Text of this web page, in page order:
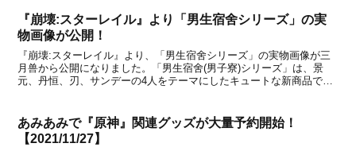
『崩壊:スターレイル』より「男生宿舍シリーズ」の実
物画像が公開！
『崩壊:スターレイル』より、「男生宿舍シリーズ」の実物画像が三
月兽から公開になりました。「男生宿舍(男子寮)シリーズ」は、景
元、丹恒、刃、サンデーの4人をテーマにしたキュートな新商品で
あみあみで『原神』関連グッズが大量予約開始！
【2021/11/27】